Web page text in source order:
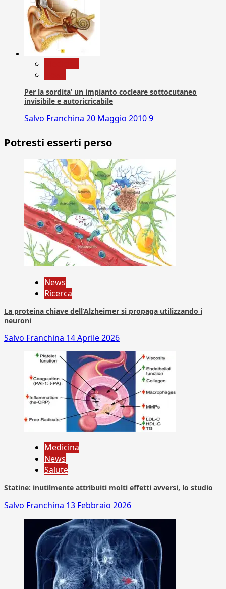
Per la sordita’ un impianto cocleare sottocutaneo
invisibile e autoricricabile
Salvo Franchina 20 Maggio 20109
Potresti esserti perso
News
Ricerca
La proteina chiave dell’Alzheimer si propaga utilizzando i
neuroni
Salvo Franchina 14 Aprile 2026
Medicina
News
Salute
Statine: inutilmente attribuiti molti effetti avversi, lo studio
Salvo Franchina 13 Febbraio 2026